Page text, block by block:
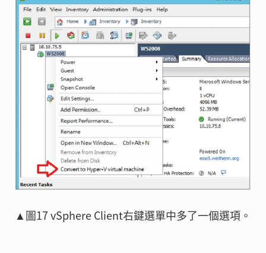
▲圖17 vSphere Client右鍵選單中多了一個選項。